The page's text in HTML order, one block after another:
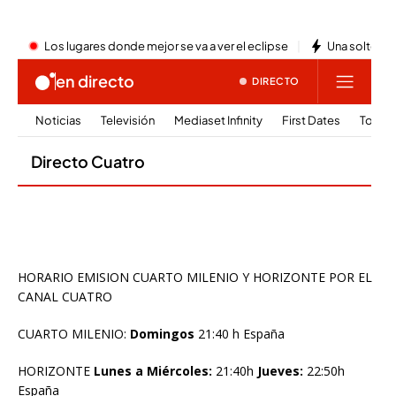
HORARIO EMISION CUARTO MILENIO Y HORIZONTE POR EL
CANAL CUATRO
CUARTO MILENIO: Domingos 21:40 h España
HORIZONTE Lunes a Miércoles: 21:40h Jueves: 22:50h
España